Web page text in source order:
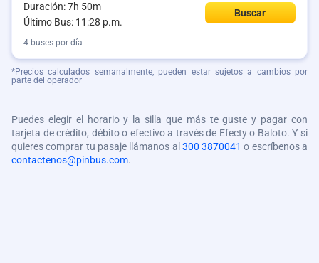
Duración: 7h 50m
Último Bus: 11:28 p.m.
Buscar
4 buses por día
*Precios calculados semanalmente, pueden estar sujetos a cambios por
parte del operador
Puedes elegir el horario y la silla que más te guste y pagar con
tarjeta de crédito, débito o efectivo a través de Efecty o Baloto. Y si
quieres comprar tu pasaje llámanos al 300 3870041 o escríbenos a
contactenos@pinbus.com.